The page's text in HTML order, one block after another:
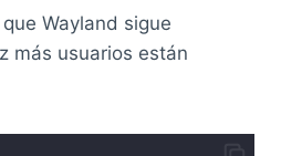
Wayland sigue
más usuarios están